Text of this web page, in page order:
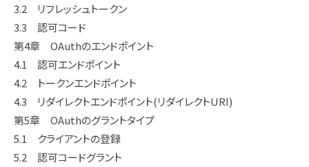
3.2 リフレッシュトークン
3.3 認可コード
第4章 OAuthのエンドポイント
4.1 認可エンドポイント
4.2 トークンエンドポイント
4.3 リダイレクトエンドポイント(リダイレクトURI)
第5章 OAuthのグラントタイプ
5.1 クライアントの登録
5.2 認可コードグラント